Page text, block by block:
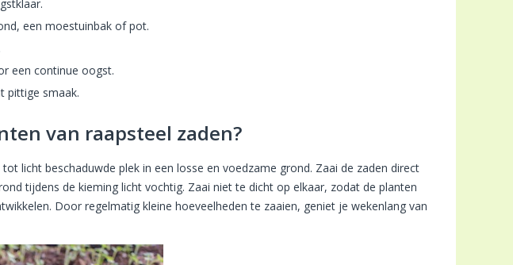
een moestuinbak of pot.
een continue oogst.
pittige smaak.
van raapsteel zaden?
licht beschaduwde plek in een losse en voedzame grond. Zaai de zaden direct
tijdens de kieming licht vochtig. Zaai niet te dicht op elkaar, zodat de planten
Door regelmatig kleine hoeveelheden te zaaien, geniet je wekenlang van